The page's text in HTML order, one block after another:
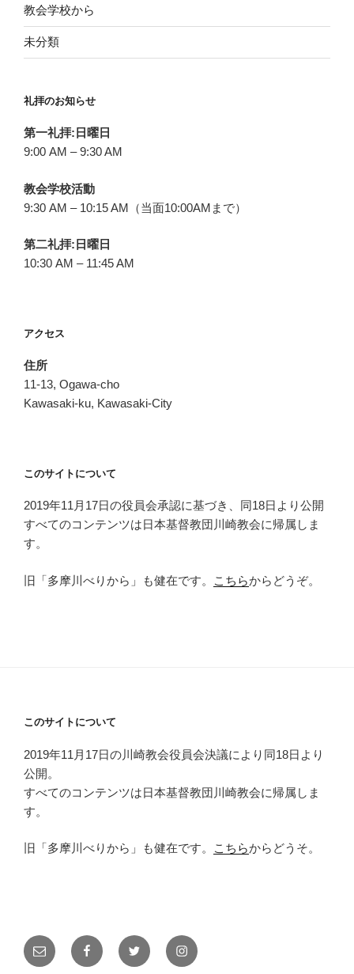
教会学校から
未分類
礼拝のお知らせ
第一礼拝:日曜日
9:00 AM – 9:30 AM
教会学校活動
9:30 AM – 10:15 AM（当面10:00AMまで）
第二礼拝:日曜日
10:30 AM – 11:45 AM
アクセス
住所
11-13, Ogawa-cho
Kawasaki-ku, Kawasaki-City
このサイトについて
2019年11月17日の役員会承認に基づき、同18日より公開
すべてのコンテンツは日本基督教団川崎教会に帰属しま
す。
旧「多摩川べりから」も健在です。 こちらからどうぞ。
このサイトについて
2019年11月17日の川崎教会役員会決議により同18日より
公開。
すべてのコンテンツは日本基督教団川崎教会に帰属しま
す。
旧「多摩川べりから」も健在です。 こちらからどうそ。
メ
ー
FacebookTwitter Instagram